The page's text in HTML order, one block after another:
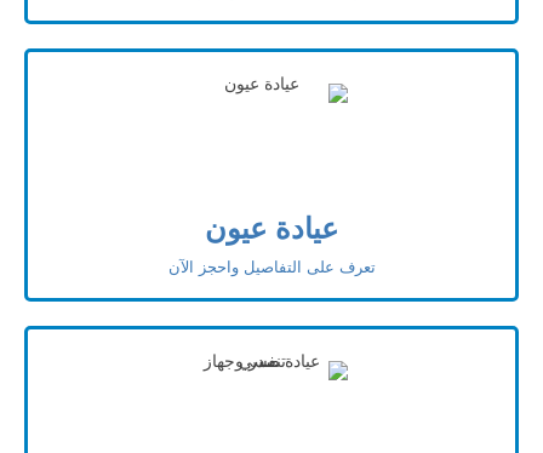
عيادة عيون
تعرف على التفاصيل واحجز الآن